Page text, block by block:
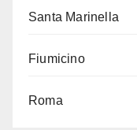
Santa Marinella
Fiumicino
Roma